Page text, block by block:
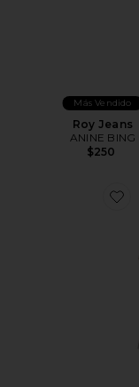
Más Vendido
Roy Jeans
ANINE BING
$250